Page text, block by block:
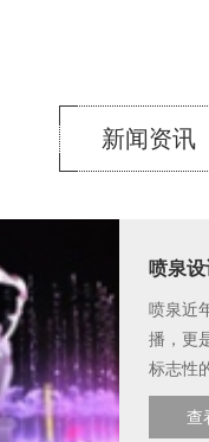
新闻资讯
喷泉
喷泉近
播，更
标志性
查